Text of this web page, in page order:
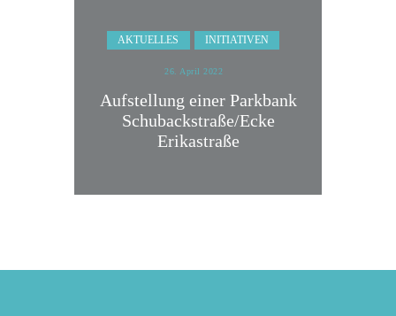
AKTUELLES INITIATIVEN
26. April 2022
Aufstellung einer Parkbank
Schubackstraße/Ecke
Erikastraße